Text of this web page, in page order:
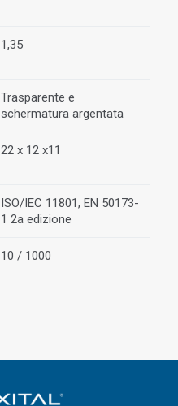
1,35
Trasparente e
schermatura argentata
22 x 12 x11
ISO/IEC 11801, EN 50173-
1 2a edizione
10 / 1000